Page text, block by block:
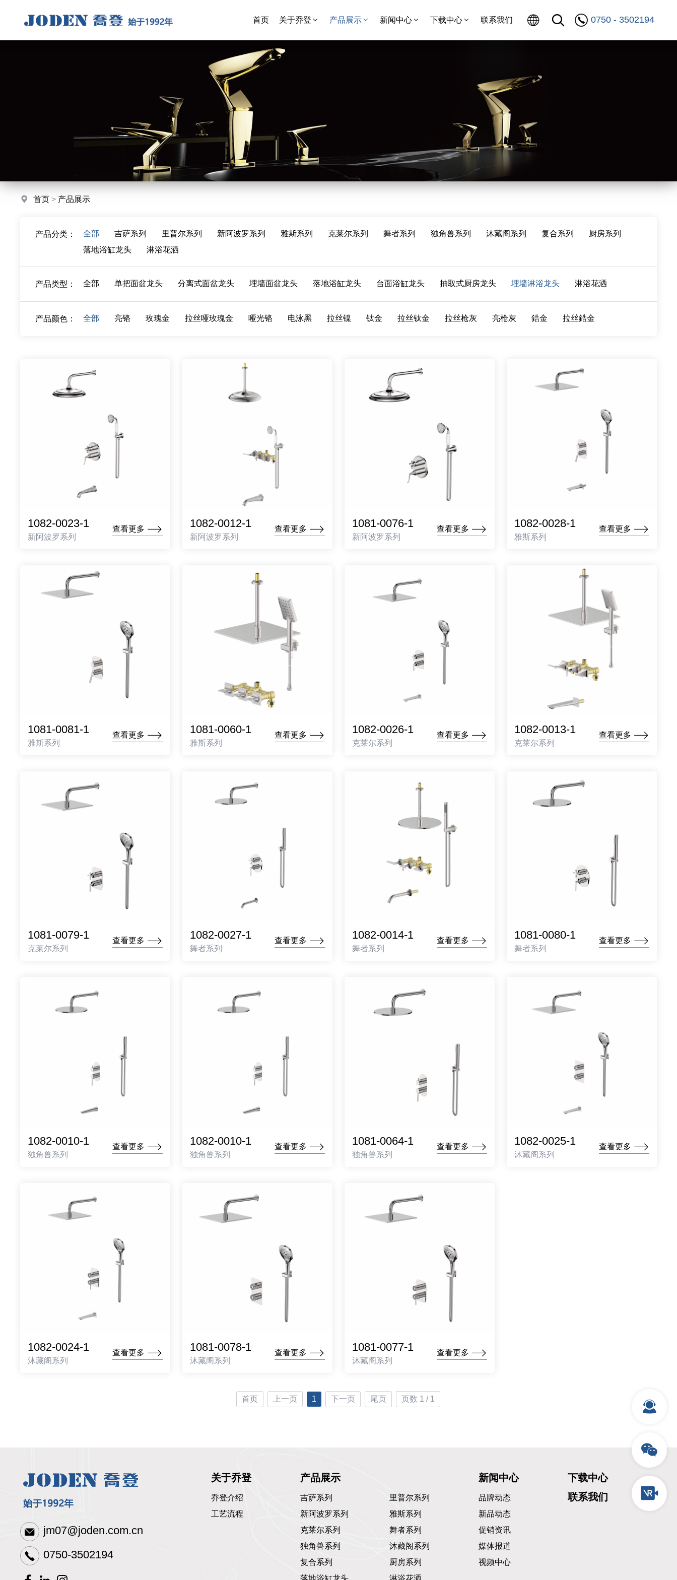
首页 关于乔登 产品展示 新闻中心 下载中心 联系我们 0750 - 3502194
首页 > 产品展示
产品分类： 全部 吉萨系列 里普尔系列 新阿波罗系列 雅斯系列 克莱尔系列 舞者系列 独角兽系列 沐藏阁系列 复合系列
厨房系列
落地浴缸龙头
淋浴花洒
产品类型： 全部 单把面盆龙头 分离式面盆龙头 埋墙面盆龙头 落地浴缸龙头 台面浴缸龙头 抽取式厨房龙头 埋墙淋浴龙头 淋浴花洒
产品颜色： 全部 亮铬 玫瑰金 拉丝哑玫瑰金 哑光铬 电泳黑 拉丝镍 钛金 拉丝钛金 拉丝枪灰 亮枪灰 鋯金 拉丝鋯金
1082-0023-1
新阿波罗系列
查看更多 1082-0012-1
新阿波罗系列
查看更多 1081-0076-1
新阿波罗系列
查看更多 1082-0028-1
雅斯系列
查看更多
1081-0081-1
雅斯系列
查看更多 1081-0060-1
雅斯系列
查看更多 1082-0026-1
克莱尔系列
查看更多 1082-0013-1
克莱尔系列
查看更多
1081-0079-1
克莱尔系列
查看更多 1082-0027-1
舞者系列
查看更多 1082-0014-1
舞者系列
查看更多 1081-0080-1
舞者系列
查看更多
1082-0010-1
独角兽系列
查看更多 1082-0010-1
独角兽系列
查看更多 1081-0064-1
独角兽系列
查看更多 1082-0025-1
沐藏阁系列
查看更多
1082-0024-1
沐藏阁系列
查看更多 1081-0078-1
沐藏阁系列
查看更多 1081-0077-1
沐藏阁系列
查看更多
首页 上一页 1 下一页 尾页 页数 1 / 1
jm07@joden.com.cn
0750-3502194
关于乔登
乔登介绍
工艺流程
产品展示
吉萨系列
里普尔系列
新阿波罗系列
雅斯系列
克莱尔系列
舞者系列
独角兽系列
沐藏阁系列
复合系列
厨房系列
新闻中心
品牌动态
新品动态
促销资讯
媒体报道
视频中心
下载中心
联系我们